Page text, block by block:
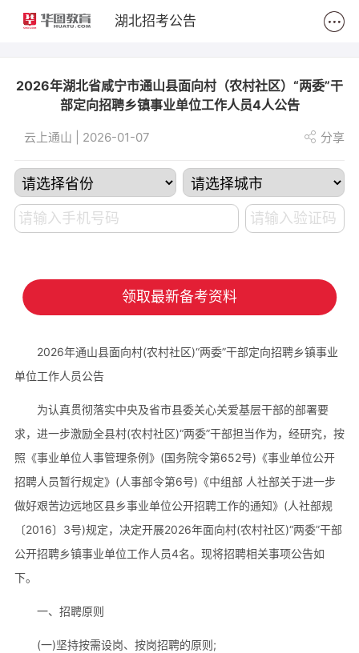
湖北招考公告
2026年湖北省咸宁市通山县面向村（农村社区）“两委”干
部定向招聘乡镇事业单位工作人员4人公告
云上通山 | 2026-01-07 分享
领取最新备考资料
2026年通山县面向村(农村社区)“两委”干部定向招聘乡镇事业
单位工作人员公告
为认真贯彻落实中央及省市县委关心关爱基层干部的部署要
求，进一步激励全县村(农村社区)“两委”干部担当作为，经研究，按
照《事业单位人事管理条例》(国务院令第652号)《事业单位公开
招聘人员暂行规定》(人事部令第6号)《中组部 人社部关于进一步
做好艰苦边远地区县乡事业单位公开招聘工作的通知》(人社部规
〔2016〕3号)规定，决定开展2026年面向村(农村社区)“两委”干部
公开招聘乡镇事业单位工作人员4名。现将招聘相关事项公告如
下。
一、招聘原则
(一)坚持按需设岗、按岗招聘的原则;